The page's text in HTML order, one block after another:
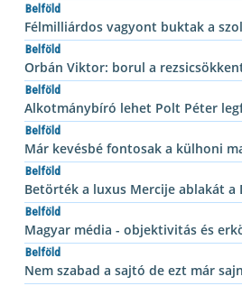
Belföld
Félmilliárdos vagyont buktak a
Belföld
Orbán Viktor: borul a
Belföld
Alkotmánybíró lehet Polt Péter
Belföld
Már kevésbé fontosak a külhoni
Belföld
Betörték a luxus Mercije ablakát a
Belföld
Magyar média - objektivitás és
Belföld
Nem szabad a sajtó de ezt már